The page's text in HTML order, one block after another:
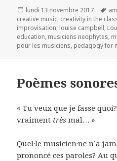
Publié
le
lundi 13 novembre 2017
creative music, creativity in the
improvisation, louise campbell,
education, musiciens neophytes,
pour les musiciens, pedagogy for
Poèmes
« Tu veux que je fasse
vraiment très mal… »
Quel·le musicien·ne n’a
prononcé ces paroles? Au